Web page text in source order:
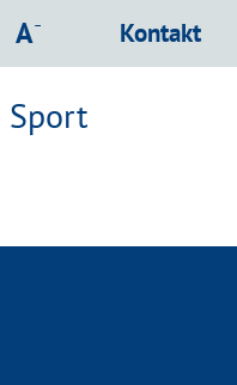
normal
Schrift verkleinern
A- Kontakt